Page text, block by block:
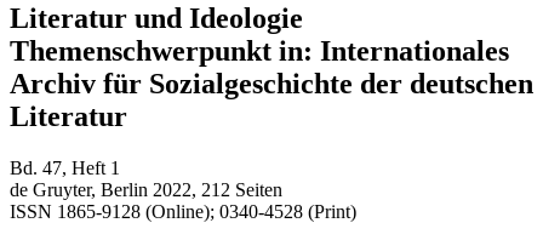
Literatur und Ideologie
Themenschwerpunkt in: Internationales
Archiv für Sozialgeschichte der deutschen
Literatur
Bd. 47, Heft 1
de Gruyter, Berlin 2022, 212 Seiten
ISSN 1865-9128 (Online); 0340-4528 (Print)